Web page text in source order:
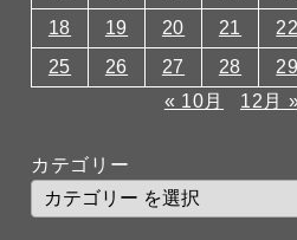
18
19 20 21 22
25
26 27 28 29
« 10月
12月
カテゴリー